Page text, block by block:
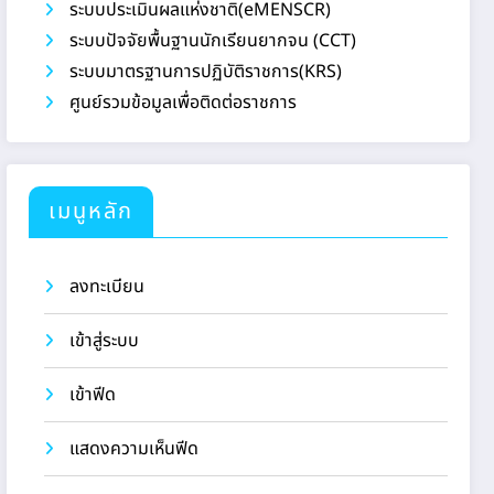
ระบบประเมินผลแห่งชาติ(eMENSCR)
ระบบปัจจัยพื้นฐานนักเรียนยากจน (CCT)
ระบบมาตรฐานการปฏิบัติราชการ(KRS)
ศูนย์รวมข้อมูลเพื่อติดต่อราชการ
เมนูหลัก
ลงทะเบียน
เข้าสู่ระบบ
เข้าฟีด
แสดงความเห็นฟีด